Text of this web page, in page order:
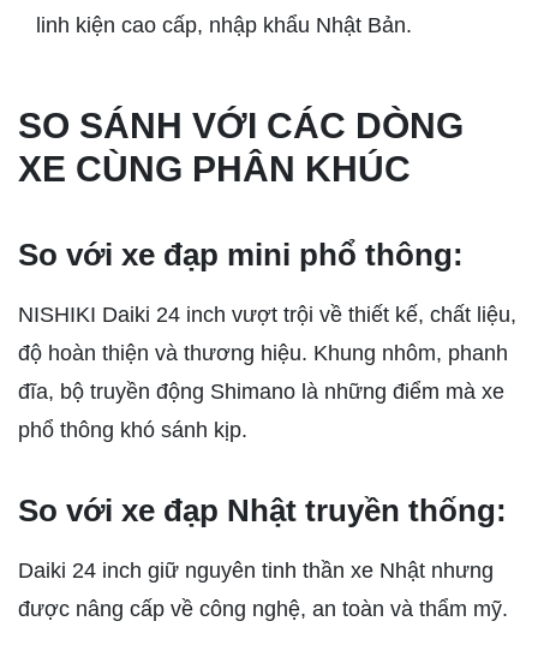
linh kiện cao cấp, nhập khẩu Nhật Bản.
SO SÁNH VỚI CÁC DÒNG
XE CÙNG PHÂN KHÚC
So với xe đạp mini phổ thông:
NISHIKI Daiki 24 inch vượt trội về thiết kế, chất liệu,
độ hoàn thiện và thương hiệu. Khung nhôm, phanh
đĩa, bộ truyền động Shimano là những điểm mà xe
phổ thông khó sánh kịp.
So với xe đạp Nhật truyền thống:
Daiki 24 inch giữ nguyên tinh thần xe Nhật nhưng
được nâng cấp về công nghệ, an toàn và thẩm mỹ.